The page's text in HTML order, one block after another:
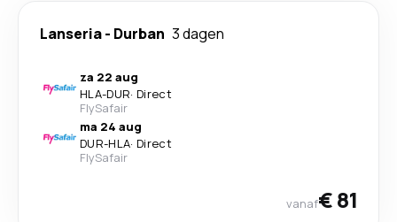
Lanseria- Durban 3 dagen
za 22 aug
HLA-DUR· Direct
FlySafair
ma 24 aug
DUR-HLA· Direct
FlySafair
vanaf€ 81